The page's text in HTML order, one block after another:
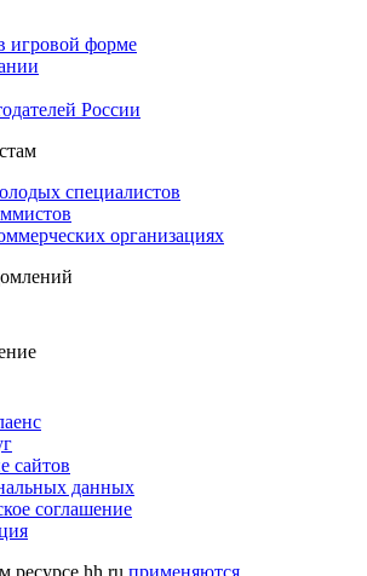
игровой форме
России
специалистов
организациях
сайтов
данных
соглашение
hh.ru применяются